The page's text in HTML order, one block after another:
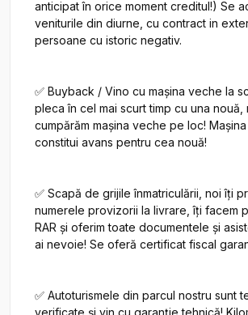
anticipat în orice moment creditul!) Se
veniturile din diurne, cu contract in
persoane cu istoric negativ.
✅ Buyback / Vino cu mașina veche la
pleca în cel mai scurt timp cu una nouă,
cumpărăm mașina veche pe loc!
constitui avans pentru cea nouă!
✅ Scapă de grijile înmatriculării, noi îți
numerele provizorii la livrare, îți facem
RAR și oferim toate documentele și
ai nevoie! Se oferă certificat fiscal
✅ Autoturismele din parcul nostru sunt